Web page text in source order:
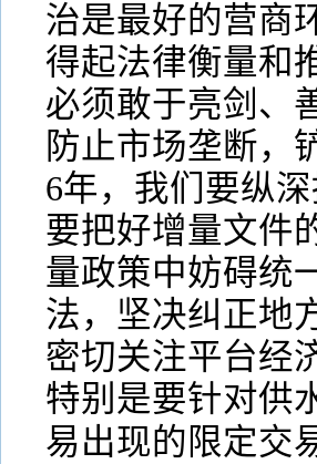
治是最好的营商
得起法律衡量和
必须敢于亮剑、
防止市场垄断，
6年，我们要纵
要把好增量文件
量政策中妨碍统
法，坚决纠正地
密切关注平台经
特别是要针对供
易出现的限定交